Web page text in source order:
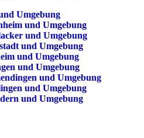
Umgebung
und Umgebung
und Umgebung
und Umgebung
und Umgebung
und Umgebung
und Umgebung
und Umgebung
und Umgebung